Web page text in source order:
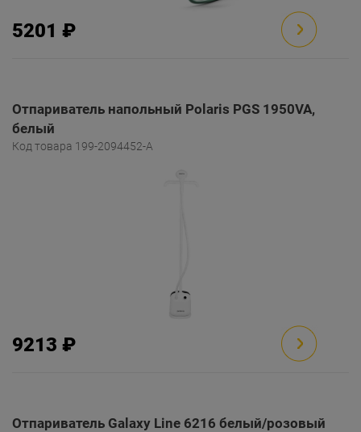
5201 ₽
Отпариватель напольный Polaris PGS 1950VA,
белый
Код товара 199-2094452-A
9213 ₽
Отпариватель Galaxy Line 6216 белый/розовый